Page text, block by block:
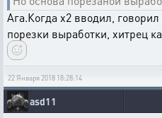
Ага.Когда х2 вводил,
порезки выработки, хитрец
22 Января 2018 18:28:14
asd11